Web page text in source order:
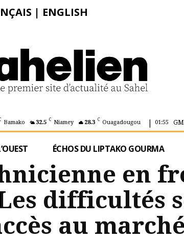
| ENGLISH
Bamako 32.5 C Niamey 28.3 C Ouagadougou | 01:55
ÉCHOS DU LIPTAKO GOURMA
en
difficultés
au